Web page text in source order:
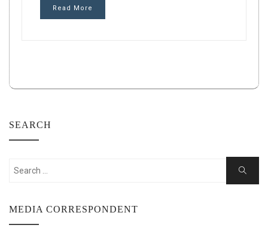
Read More
SEARCH
Search
Search
MEDIA CORRESPONDENT